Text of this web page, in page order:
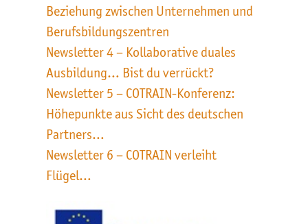
Beziehung zwischen Unternehmen und
Berufsbildungszentren
Newsletter 4 – Kollaborative duales
Ausbildung… Bist du verrückt?
Newsletter 5 – COTRAIN-Konferenz:
Höhepunkte aus Sicht des deutschen
Partners…
Newsletter 6 – COTRAIN verleiht
Flügel…